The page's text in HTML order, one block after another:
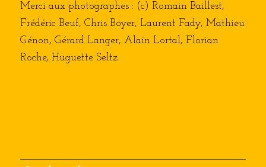
Merci aux photographes : (c) Romain Baillest,
Frédéric Beuf, Chris Boyer, Laurent Fady, Mathieu
Génon, Gérard Langer, Alain Lortal, Florian
Roche, Huguette Seltz